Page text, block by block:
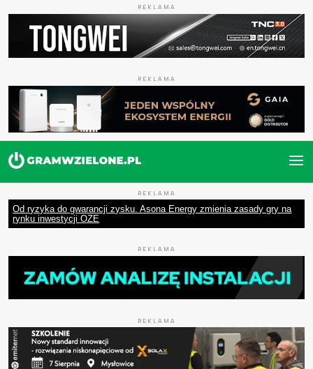
REKLAMA
REKLAMA
REKLAMA
Od ryzyka do gwarancji zysku. Asona Energy zmienia zasady gry na
rynku inwestycji OZE
REKLAMA
REKLAMA